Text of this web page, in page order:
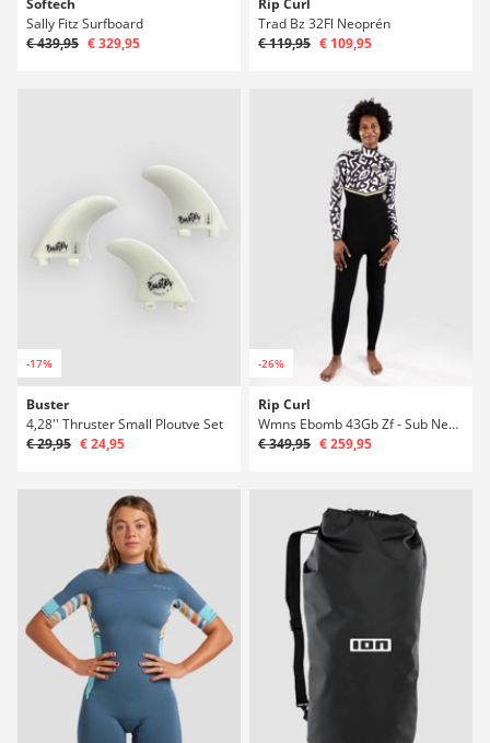
Softech
Sally Fitz Surfboard
€ 439,95 € 329,95
Rip Curl
Trad Bz 32Fl Neoprén
€ 119,95 € 109,95
-17%
Buster
4,28'' Thruster Small Ploutve Set
€ 29,95 € 24,95
-26%
Rip Curl
Wmns Ebomb 43Gb Zf - Sub Neoprén
€ 349,95 € 259,95